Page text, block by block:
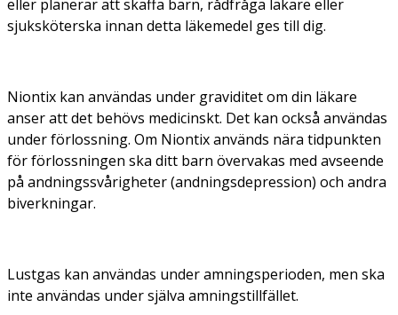
eller planerar att skaffa barn, rådfråga läkare eller
sjuksköterska innan detta läkemedel ges till dig.
Niontix kan användas under graviditet om din läkare
anser att det behövs medicinskt. Det kan också användas
under förlossning. Om Niontix används nära tidpunkten
för förlossningen ska ditt barn övervakas med avseende
på andningssvårigheter (andningsdepression) och andra
biverkningar.
Lustgas kan användas under amningsperioden, men ska
inte användas under själva amningstillfället.